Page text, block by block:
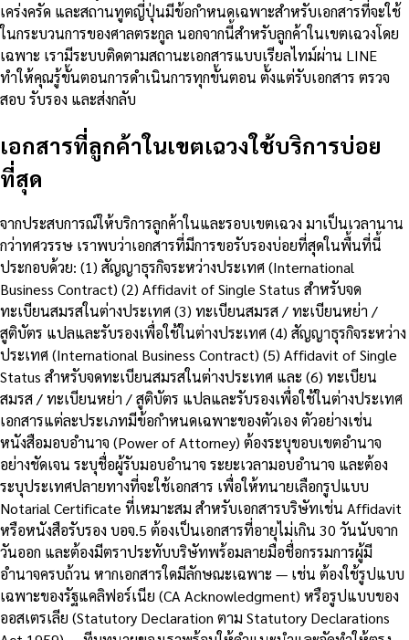
เคร่งครัด และสถานทูตญี่ปุ่นมีข้อกำหนดเฉพาะสำหรับเอกสารที่จะใช้
ในกระบวนการของศาลตระกูล นอกจากนี้สำหรับลูกค้าในเขตเฉวงโดย
เฉพาะ เรามีระบบติดตามสถานะเอกสารแบบเรียลไทม์ผ่าน LINE
ทำให้คุณรู้ขั้นตอนการดำเนินการทุกขั้นตอน ตั้งแต่รับเอกสาร ตรวจ
สอบ รับรอง และส่งกลับ
เอกสารที่ลูกค้าในเขตเฉวงใช้บริการบ่อย
ที่สุด
จากประสบการณ์ให้บริการลูกค้าในและรอบเขตเฉวง มาเป็นเวลานาน
กว่าทศวรรษ เราพบว่าเอกสารที่มีการขอรับรองบ่อยที่สุดในพื้นที่นี้
ประกอบด้วย: (1) สัญญาธุรกิจระหว่างประเทศ (International
Business Contract) (2) Affidavit of Single Status สำหรับจด
ทะเบียนสมรสในต่างประเทศ (3) ทะเบียนสมรส / ทะเบียนหย่า /
สูติบัตร แปลและรับรองเพื่อใช้ในต่างประเทศ (4) สัญญาธุรกิจระหว่าง
ประเทศ (International Business Contract) (5) Affidavit of Single
Status สำหรับจดทะเบียนสมรสในต่างประเทศ และ (6) ทะเบียน
สมรส / ทะเบียนหย่า / สูติบัตร แปลและรับรองเพื่อใช้ในต่างประเทศ
เอกสารแต่ละประเภทมีข้อกำหนดเฉพาะของตัวเอง ตัวอย่างเช่น
หนังสือมอบอำนาจ (Power of Attorney) ต้องระบุขอบเขตอำนาจ
อย่างชัดเจน ระบุชื่อผู้รับมอบอำนาจ ระยะเวลามอบอำนาจ และต้อง
ระบุประเทศปลายทางที่จะใช้เอกสาร เพื่อให้ทนายเลือกรูปแบบ
Notarial Certificate ที่เหมาะสม สำหรับเอกสารบริษัทเช่น Affidavit
หรือหนังสือรับรอง บอจ.5 ต้องเป็นเอกสารที่อายุไม่เกิน 30 วันนับจาก
วันออก และต้องมีตราประทับบริษัทพร้อมลายมือชื่อกรรมการผู้มี
อำนาจครบถ้วน หากเอกสารใดมีลักษณะเฉพาะ — เช่น ต้องใช้รูปแบบ
เฉพาะของรัฐแคลิฟอร์เนีย (CA Acknowledgment) หรือรูปแบบของ
ออสเตรเลีย (Statutory Declaration ตาม Statutory Declarations